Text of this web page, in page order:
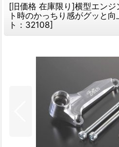
[旧価格 在庫限り]横型エン
ト時のかっちり感がグッと向
ト：32108]